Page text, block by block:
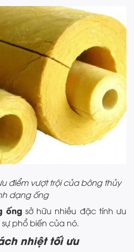
điểm vượt trội của bông thủy
dạng ống
ốngsở hữu nhiều đặc tính ưu
phổ biến của nó.
nhiệt tối ưu